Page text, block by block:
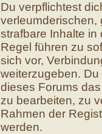
Du verpflichtest
verleumderischen,
strafbare Inhalte
Regel führen zu
sich vor,
weiterzugeben.
dieses Forums
zu bearbeiten, zu
Rahmen der
werden.